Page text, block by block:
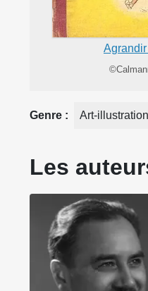
Genre Art-illustration
Les